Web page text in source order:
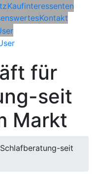
Kaufinteressenten
Kontakt
für
seit
Markt
seit